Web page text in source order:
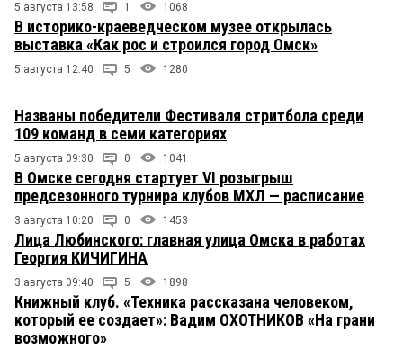
5 августа 13:58 1 1068
В историко-краеведческом музее открылась
выставка «Как рос и строился город Омск»
5 августа 12:40 5 1280
Названы победители Фестиваля стритбола среди
109 команд в семи категориях
5 августа 09:30 0 1041
В Омске сегодня стартует VI розыгрыш
предсезонного турнира клубов МХЛ — расписание
3 августа 10:20 0 1453
Лица Любинского: главная улица Омска в работах
Георгия КИЧИГИНА
3 августа 09:40 5 1898
Книжный клуб. «Техника рассказана человеком,
который ее создает»: Вадим ОХОТНИКОВ «На грани
возможного»